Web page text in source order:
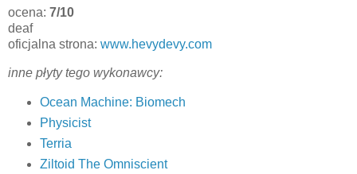
ocena: 7/10
deaf
oficjalna strona: www.hevydevy.com
inne płyty tego wykonawcy:
Ocean Machine: Biomech
Physicist
Terria
Ziltoid The Omniscient